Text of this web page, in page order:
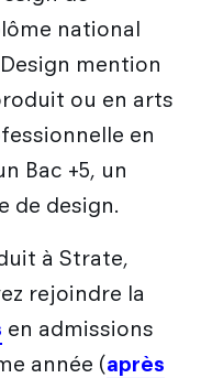
national
mention
ou en arts
en
Bac +5, un
de design.
à Strate,
rejoindre la
en admissions
année (après